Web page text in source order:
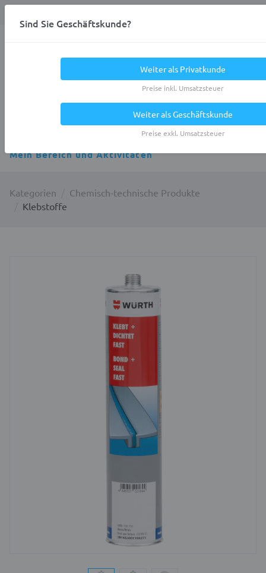
Mein Bereich und Aktivitäten
Kategorien
Chemisch-technische Produkte
Klebstoffe
Sind Sie Geschäftskunde?
Weiter als Privatkunde
Preise inkl. Umsatzsteuer
Weiter als Geschäftskunde
Preise exkl. Umsatzsteuer